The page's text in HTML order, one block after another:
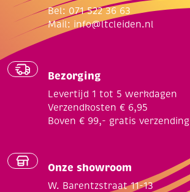
Bel: 071 522 36 63
Mail: info@ltcleiden.nl
Bezorging
Levertijd 1 tot 5 werkdagen
Verzendkosten € 6,95
Boven € 99,- gratis verzending
Onze showroom
W. Barentzstraat 11-13